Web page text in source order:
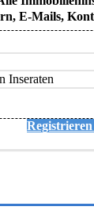
E-Mails,
Inseraten